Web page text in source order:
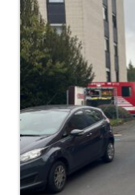
Termine
Chronik